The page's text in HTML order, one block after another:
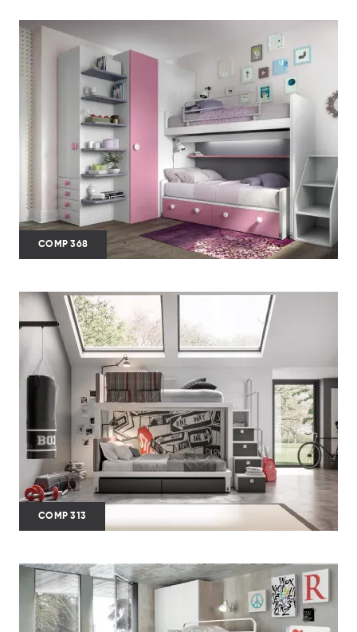
COMP 368
COMP 313